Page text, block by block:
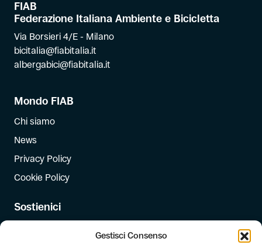
Gestisci Consenso
FIAB
Federazione Italiana Ambiente e Bicicletta
Via Borsieri 4/E - Milano
bicitalia@fiabitalia.it
albergabici@fiabitalia.it
Mondo FIAB
Chi siamo
News
Privacy Policy
Cookie Policy
Sostienici